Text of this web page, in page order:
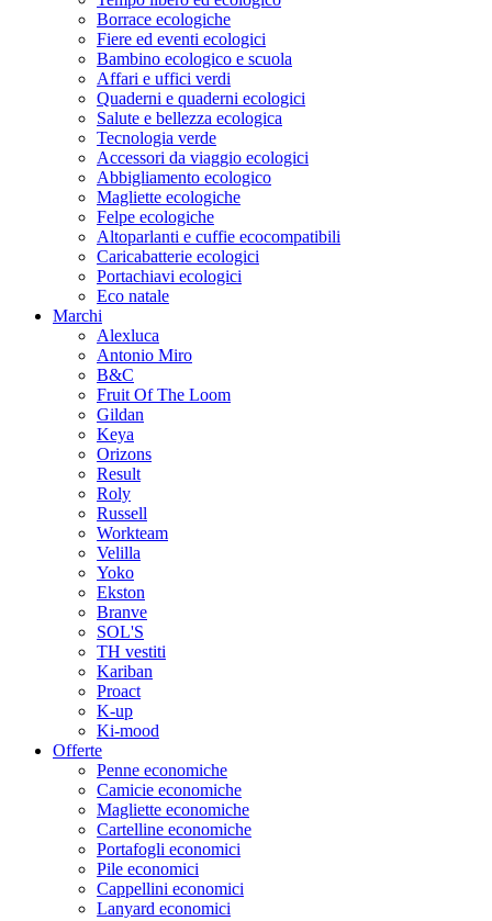
Borrace ecologiche
Fiere ed eventi ecologici
Bambino ecologico e scuola
Affari e uffici verdi
Quaderni e quaderni ecologici
Salute e bellezza ecologica
Tecnologia verde
Accessori da viaggio ecologici
Abbigliamento ecologico
Magliette ecologiche
Felpe ecologiche
Altoparlanti e cuffie ecocompatibili
Caricabatterie ecologici
Portachiavi ecologici
Eco natale
Marchi
Alexluca
Antonio Miro
B&C
Fruit Of The Loom
Gildan
Keya
Orizons
Result
Roly
Russell
Workteam
Velilla
Yoko
Ekston
Branve
SOL'S
TH vestiti
Kariban
Proact
K-up
Ki-mood
Offerte
Penne economiche
Camicie economiche
Magliette economiche
Cartelline economiche
Portafogli economici
Pile economici
Cappellini economici
Lanyard economici